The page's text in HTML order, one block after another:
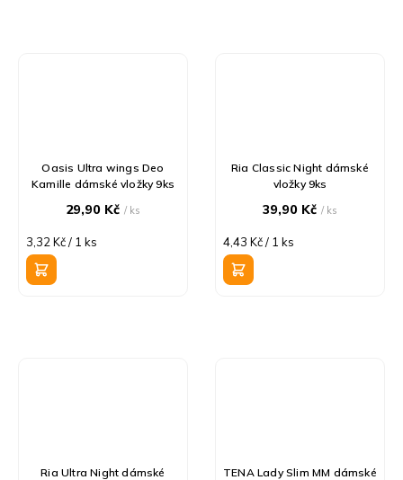
Oasis Ultra wings Deo
Kamille dámské vložky 9ks
29,90 Kč/ ks
Měrná
cena:
3,32 Kč / 1 ks
Ria Classic Night dámské
vložky 9ks
39,90 Kč/ ks
Měrná
cena:
4,43 Kč / 1 ks
Ria Ultra Night dámské
TENA Lady Slim MM dámské